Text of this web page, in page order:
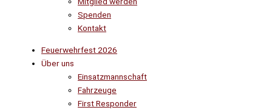
Spenden
Kontakt
Feuerwehrfest 2026
Über uns
Einsatzmannschaft
Fahrzeuge
First Responder